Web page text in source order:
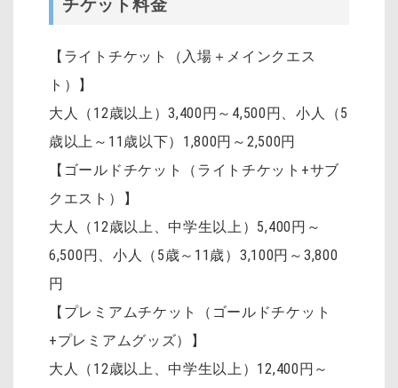
チケット料金
【ライトチケット（入場＋メインクエス
ト）】
大人（12歳以上）3,400円～4,500円 、小人（5
歳以上～11歳以下）1,800円～2,500円
【ゴールドチケット（ライトチケット+サブ
クエスト）】
大人（12歳以上、中学生以上）5,400円～
6,500円、小人（5歳～11歳）3,100円～3,800
円
【プレミアムチケット（ゴールドチケット
+プレミアムグッズ）】
大人（12歳以上、中学生以上）12,400円～